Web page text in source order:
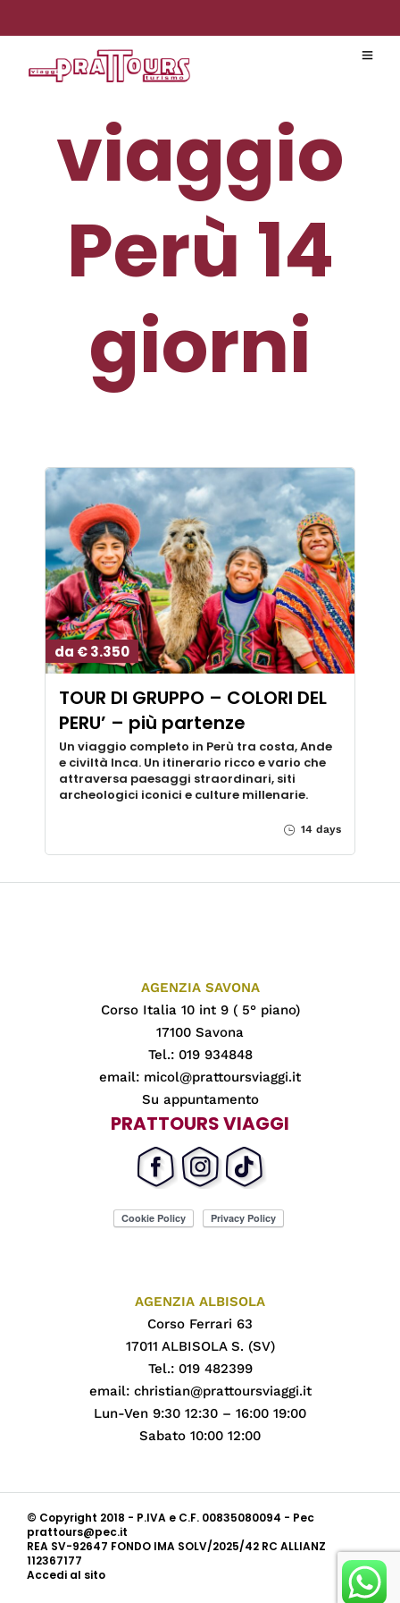
viaggio
Perù 14
giorni
da € 3.350
TOUR DI GRUPPO – COLORI DEL
PERU’ – più partenze
Un viaggio completo in Perù tra costa, Ande
e civiltà Inca. Un itinerario ricco e vario che
attraversa paesaggi straordinari, siti
archeologici iconici e culture millenarie.
14 days
AGENZIA SAVONA
Corso Italia 10 int 9 ( 5° piano)
17100 Savona
Tel.: 019 934848
email: micol@prattoursviaggi.it
Su appuntamento
PRATTOURS VIAGGI
AGENZIA ALBISOLA
Corso Ferrari 63
17011 ALBISOLA S. (SV)
Tel.: 019 482399
email: christian@prattoursviaggi.it
Lun-Ven 9:30 12:30 – 16:00 19:00
Sabato 10:00 12:00
© Copyright 2018 - P.IVA e C.F. 00835080094 - Pec
prattours@pec.it
REA SV-92647 FONDO IMA SOLV/2025/42 RC ALLIANZ
112367177
Accedi al sito